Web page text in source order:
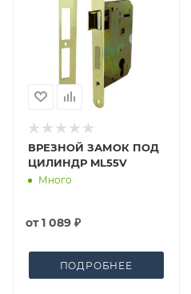
ВРЕЗНОЙ ЗАМОК ПОД
ЦИЛИНДР ML55V
Много
от1 089 ₽
ПОДРОБНЕЕ